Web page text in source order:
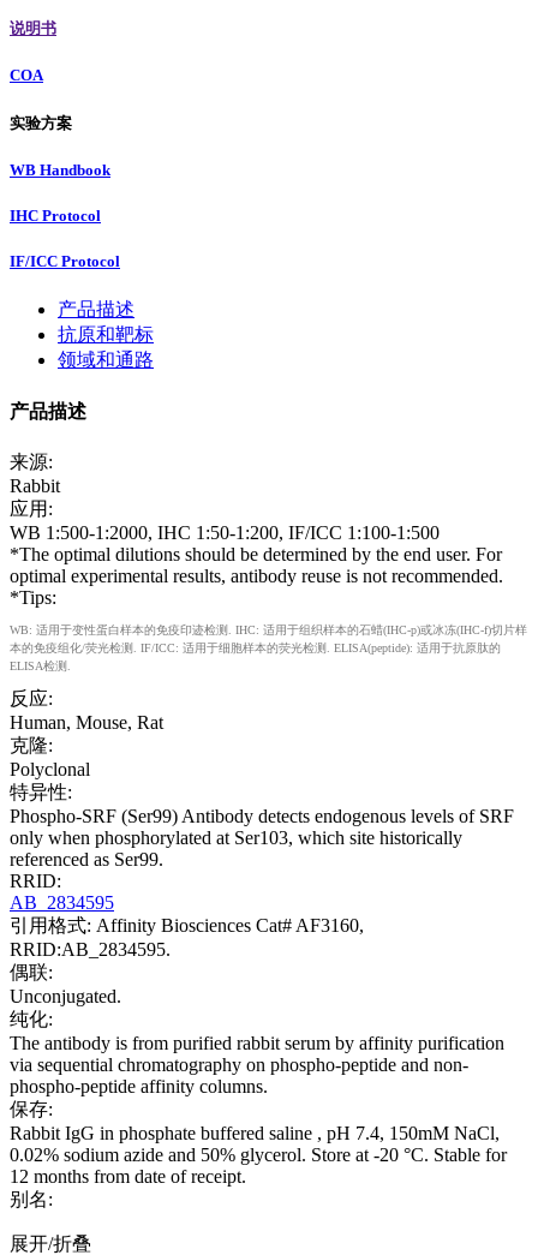
说明书
COA
实验方案
WB Handbook
IHC Protocol
IF/ICC Protocol
产品描述
抗原和靶标
领域和通路
产品描述
来源:
Rabbit
应用:
WB 1:500-1:2000, IHC 1:50-1:200, IF/ICC 1:100-1:500
*The optimal dilutions should be determined by the end user. For
optimal experimental results, antibody reuse is not recommended.
*Tips:
WB: 适用于变性蛋白样本的免疫印迹检测. IHC: 适用于组织样本的石蜡(IHC-p)或冰冻(IHC-f)切片样
本的免疫组化/荧光检测. IF/ICC: 适用于细胞样本的荧光检测. ELISA(peptide): 适用于抗原肽的
ELISA检测.
反应:
Human, Mouse, Rat
克隆:
Polyclonal
特异性:
Phospho-SRF (Ser99) Antibody detects endogenous levels of SRF
only when phosphorylated at Ser103, which site historically
referenced as Ser99.
RRID:
AB_2834595
引用格式: Affinity Biosciences Cat# AF3160,
RRID:AB_2834595.
偶联:
Unconjugated.
纯化:
The antibody is from purified rabbit serum by affinity purification
via sequential chromatography on phospho-peptide and non-
phospho-peptide affinity columns.
保存:
Rabbit IgG in phosphate buffered saline , pH 7.4, 150mM NaCl,
0.02% sodium azide and 50% glycerol. Store at -20 °C. Stable for
12 months from date of receipt.
别名:
展开/折叠